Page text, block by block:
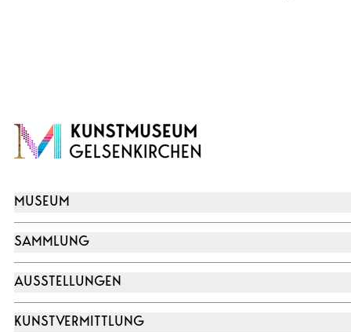
MUSEUM
SAMMLUNG
AUSSTELLUNGEN
KUNSTVERMITTLUNG